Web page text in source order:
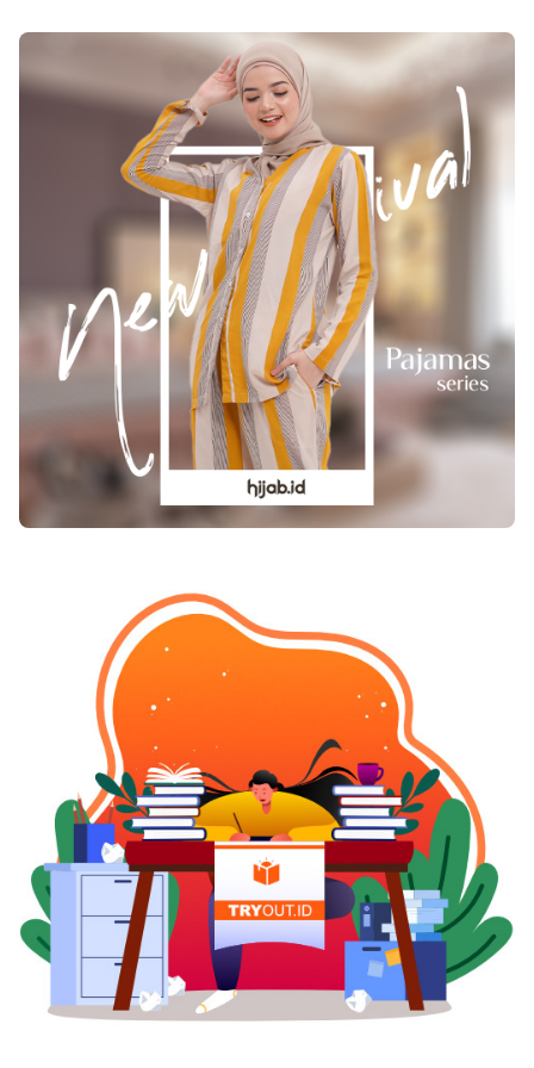
mempermudah keuangan serta pencernaan
Anda. Memanglah sekarang ini terdapat
beberapa penunjang kesehatan seperti suplemen
gizi, obat diet, shake dsb. Walau demikian,
seluruhnya itu membutuhkan pola hidup sehat.
Rencananya ialah makan sehat, berolahraga
teratur serta istirahat cukup. Bila memanglah
Anda hendak menghemat, tidak ada kelirunya
mengutamakan makanan asli serta alami saja.